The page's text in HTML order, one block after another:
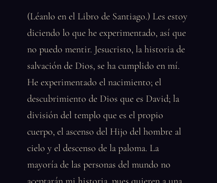
(Léanlo en el Libro de Santiago.) Les estoy
diciendo lo que he experimentado, así que
no puedo mentir. Jesucristo, la historia de
salvación de Dios, se ha cumplido en mí.
He experimentado el nacimiento; el
descubrimiento de Dios que es David; la
división del templo que es el propio
cuerpo, el ascenso del Hijo del hombre al
cielo y el descenso de la paloma. La
mayoría de las personas del mundo no